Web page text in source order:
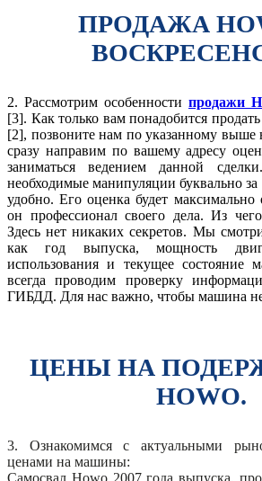
ПРОДАЖА
2. Рассмотрим особенности продажи
[3]. Как только вам понадобится
[2], позвоните нам по указанному
сразу направим по вашему адресу
заниматься ведением данной
необходимые манипуляции буквально за
удобно. Его оценка будет максимально
он профессионал своего дела. Из
Здесь нет никаких секретов. Мы
как год выпуска, мощность
использования и текущее состояние
всегда проводим проверку
ГИБДД. Для нас важно, чтобы машина
ЦЕНЫ НА
HOWO.
3. Ознакомимся с актуальными
ценами на машины:
Самосвал Howo 2007 года выпуска,